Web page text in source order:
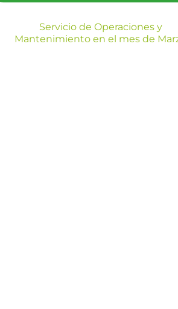
Servicio de Operaciones y
Mantenimiento en el mes de